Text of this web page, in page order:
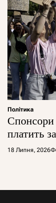
Політика
платить
18 Липня, 2026